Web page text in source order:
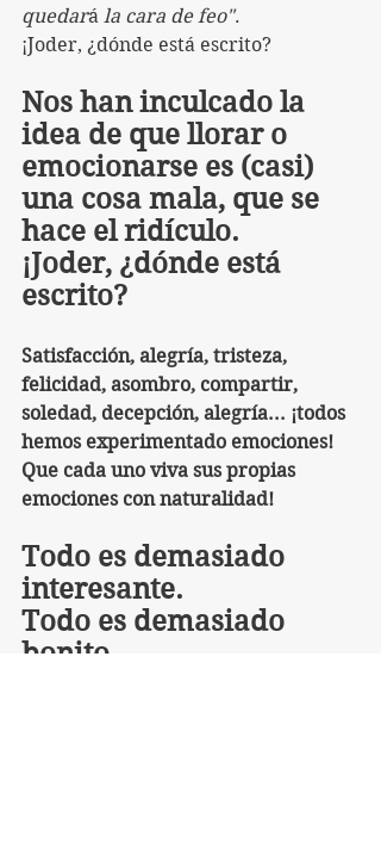
quedará la cara de feo".
¡Joder, ¿dónde está escrito?
Nos han inculcado la
idea de que llorar o
emocionarse es (casi)
una cosa mala, que se
hace el ridículo.
¡Joder, ¿dónde está
escrito?
Satisfacción, alegría, tristeza,
felicidad, asombro, compartir,
soledad, decepción, alegría... ¡todos
hemos experimentado emociones!
Que cada uno viva sus propias
emociones con naturalidad!
Todo es demasiado
interesante.
Todo es demasiado
bonito.